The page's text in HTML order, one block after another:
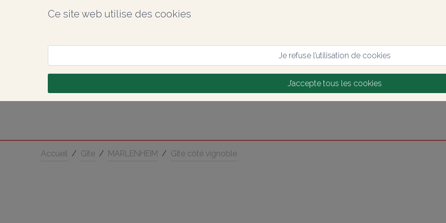
Ce site web utilise des cookies
Je refuse l’utilisation de cookies
J’accepte tous les cookies
Accueil / Gîte / MARLENHEIM / Gîte côté vignoble